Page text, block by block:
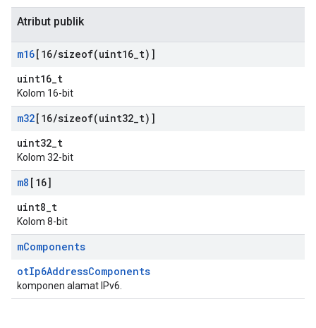
Atribut publik
m16[16/sizeof(uint16 t)]
uint16_t
Kolom 16-bit
m32[16/sizeof(uint32 t)]
uint32_t
Kolom 32-bit
m8 [16]
uint8_t
Kolom 8-bit
mComponents
otIp6AddressComponents
komponen alamat IPv6.